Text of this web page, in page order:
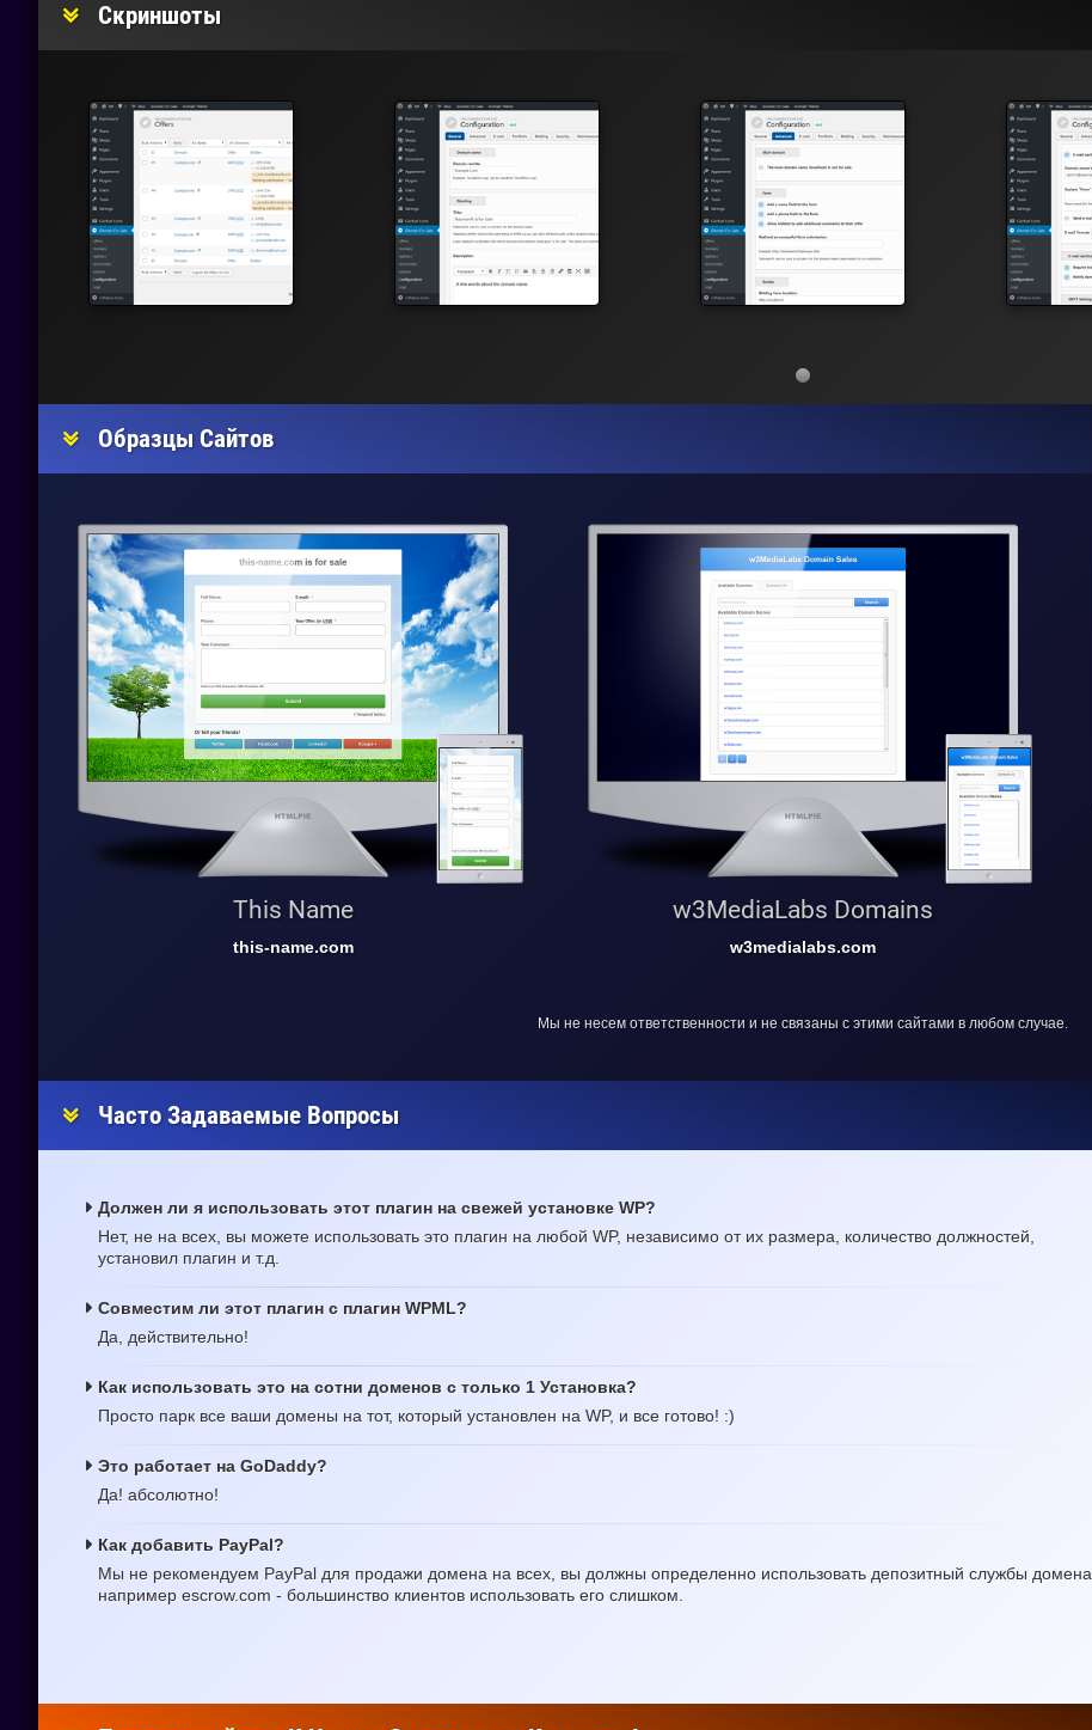
Скриншоты
Образцы Сайтов
This Name
this-name.com
w3MediaLabs Domains
w3medialabs.com
Мы не несем ответственности и не связаны с этими сайтами в любом случае.
Часто Задаваемые Вопросы
Должен ли я использовать этот плагин на свежей установке WP?
Нет, не на всех, вы можете использовать это плагин на любой WP, независимо от их размера, количество должностей,
установил плагин и т.д.
Совместим ли этот плагин с плагин WPML?
Да, действительно!
Как использовать это на сотни доменов с только 1 Установка?
Просто парк все ваши домены на тот, который установлен на WP, и все готово! :)
Это работает на GoDaddy?
Да! абсолютно!
Как добавить PayPal?
Мы не рекомендуем PayPal для продажи домена на всех, вы должны определенно использовать депозитный службы домена
например escrow.com - большинство клиентов использовать его слишком.